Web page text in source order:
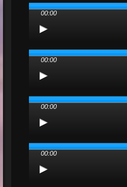
00:00
00:00
00:00
00:00